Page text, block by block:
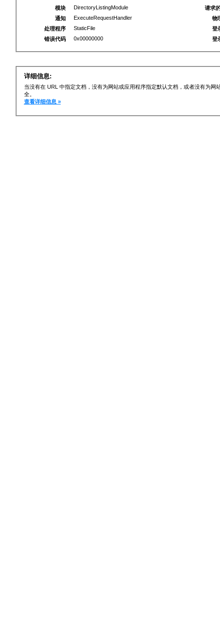
模块
DirectoryListingModule
通知
ExecuteRequestHandler
处理程序
StaticFile
错误代码
0x00000000
请求
物
登
登
详细信息:
当没有在 URL 中指定文档，没有为网站或应用程序指定默认文档，或者没有为
全。
查看详细信息 »